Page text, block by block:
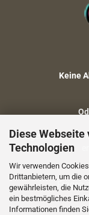
Diese Webseite
Technologien
Wir verwenden
Drittanbietern, um die
gewährleisten, die
ein bestmögliches
Informationen finden
Keine
Fragen zu